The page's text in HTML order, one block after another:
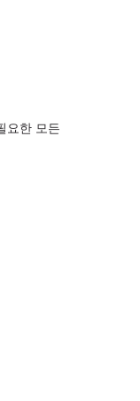
요한 모든